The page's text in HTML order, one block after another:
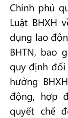
Chính phủ
Luật BHXH
dụng lao
BHTN, bao
quy định
hưởng
động, hợp
quyết chế